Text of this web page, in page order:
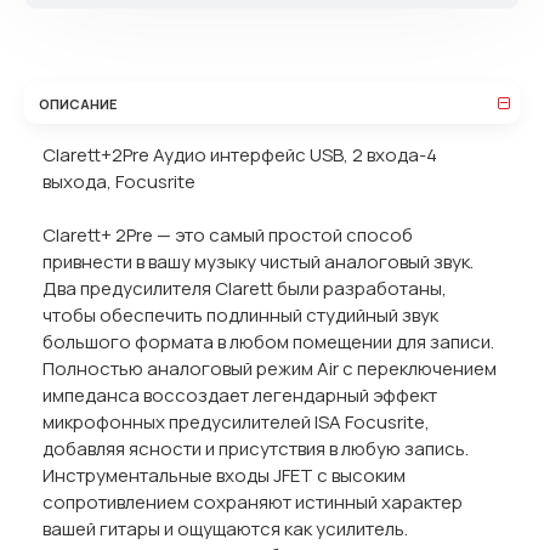
ОПИСАНИЕ
Clarett+2Pre Аудио интерфейс USB, 2 входа-4
выхода, Focusrite
Clarett+ 2Pre — это самый простой способ
привнести в вашу музыку чистый аналоговый звук.
Два предусилителя Clarett были разработаны,
чтобы обеспечить подлинный студийный звук
большого формата в любом помещении для записи.
Полностью аналоговый режим Air с переключением
импеданса воссоздает легендарный эффект
микрофонных предусилителей ISA Focusrite,
добавляя ясности и присутствия в любую запись.
Инструментальные входы JFET с высоким
сопротивлением сохраняют истинный характер
вашей гитары и ощущаются как усилитель.